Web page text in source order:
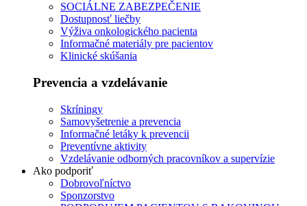
SOCIÁLNE ZABEZPEČENIE
Dostupnosť liečby
Výživa onkologického pacienta
Informačné materiály pre pacientov
Klinické skúšania
Prevencia a vzdelávanie
Skríningy
Samovyšetrenie a prevencia
Informačné letáky k prevencii
Preventívne aktivity
Vzdelávanie odborných pracovníkov a supervízie
Ako podporiť
Dobrovoľníctvo
Sponzorstvo